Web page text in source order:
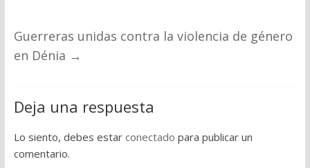
Guerreras unidas contra la violencia de género
en Dénia →
Deja una respuesta
Lo siento, debes estar conectado para publicar un
comentario.